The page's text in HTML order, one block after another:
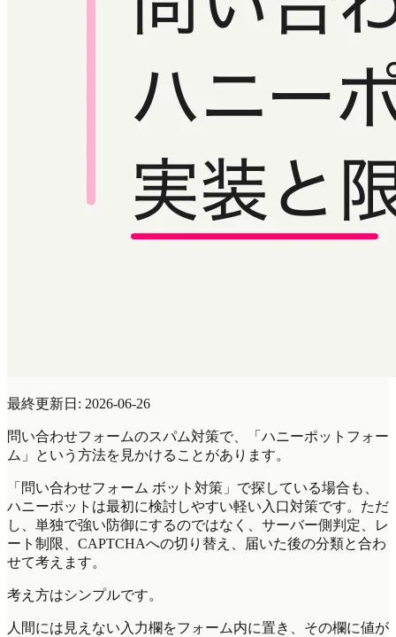
最終更新日: 2026-06-26
問い合わせフォームのスパム対策で、「ハニーポットフォー
ム」という方法を見かけることがあります。
「問い合わせフォーム ボット対策」で探している場合も、
ハニーポットは最初に検討しやすい軽い入口対策です。ただ
し、単独で強い防御にするのではなく、サーバー側判定、レ
ート制限、CAPTCHAへの切り替え、届いた後の分類と合わ
せて考えます。
考え方はシンプルです。
人間には見えない入力欄をフォーム内に置き、その欄に値が